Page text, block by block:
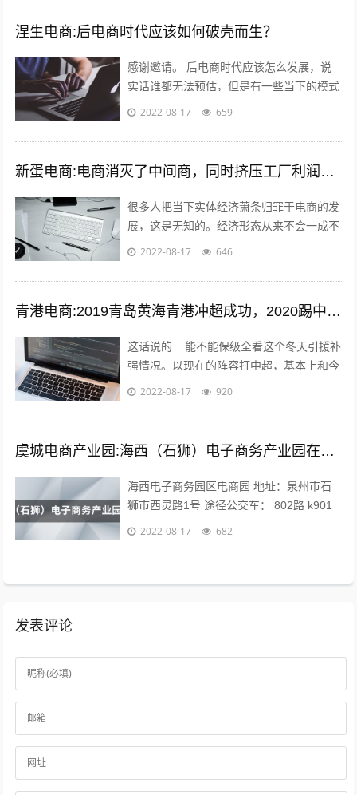
和...
涅生电商:后电商时代应该如何破壳而生？
感谢邀请。 后电商时代应该怎么发展，说
实话谁都无法预估，但是有一些当下的模式
可以借鉴，毕竟未来新的发展核心思维是没
2022-08-17 659
新蛋电商:电商消灭了中间商，同时挤压工厂利润，廉价的商品带来的是大量的失业和低收入人口，怎么办？
很多人把当下实体经济萧条归罪于电商的发
展，这是无知的。经济形态从来不会一成不
变，从男耕女织到蒸汽机，人类经历了上千
2022-08-17 646
青港电商:2019青岛黄海青港冲超成功，2020踢中超青岛会保级吗？
这话说的... 能不能保级全看这个冬天引援补
强情况。以现在的阵容打中超，基本上和今
年人和一个下场。 现在问题是，队内有经
2022-08-17 920
虞城电商产业园:海西（石狮）电子商务产业园在哪？
海西电子商务园区电商园 地址：泉州市石
狮市西灵路1号 途径公交车： 802路 k901
路 k902路到石狮服装城南区公交站下车向
2022-08-17 682
发表评论